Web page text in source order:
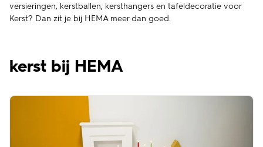
versieringen, kerstballen, kersthangers en tafeldecoratie voor
Kerst? Dan zit je bij HEMA meer dan goed.
kerst bij HEMA